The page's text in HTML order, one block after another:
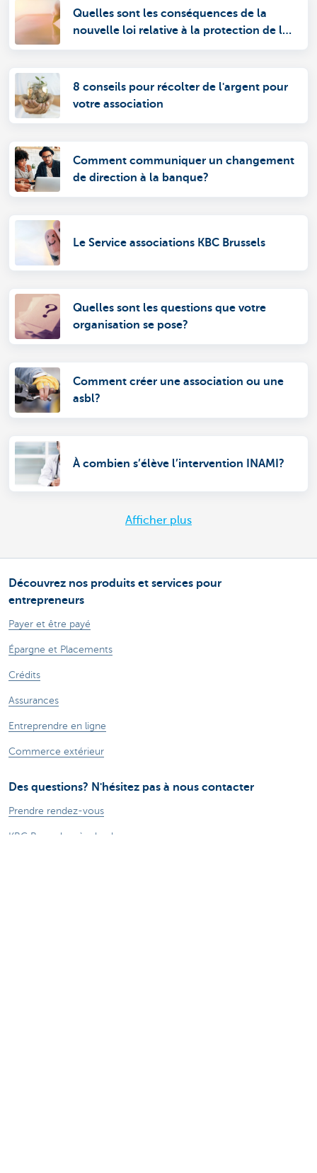
Quelles sont les conséquences de la
nouvelle loi relative à la protection de la
8 conseils pour récolter de l'argent pour
votre association
Comment communiquer un changement
de direction à la banque?
Le Service associations KBC Brussels
Quelles sont les questions que votre
organisation se pose?
Comment créer une association ou une
asbl?
À combien s’élève l’intervention INAMI?
Afficher plus
Découvrez nos produits et services pour
entrepreneurs
Payer et être payé
Épargne et Placements
Crédits
Assurances
Entreprendre en ligne
Commerce extérieur
Des questions? N'hésitez pas à nous contacter
Prendre rendez-vous
KBC Brussels près de chez vous